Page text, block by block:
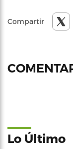
Compartir
Lo Último